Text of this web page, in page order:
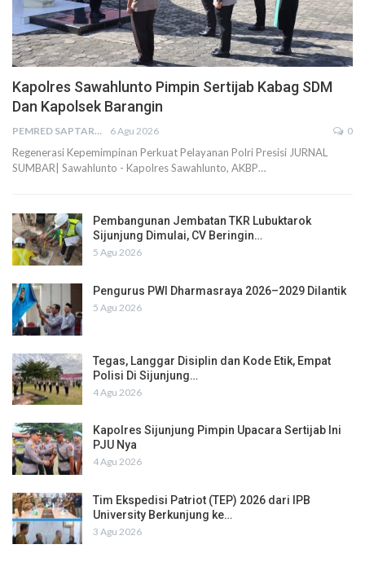
Kapolres Sawahlunto Pimpin Sertijab Kabag SDM
Dan Kapolsek Barangin
PEMRED SAPTARIUS 6 Agu 2026 0
Regenerasi Kepemimpinan Perkuat Pelayanan Polri Presisi JURNAL
SUMBAR| Sawahlunto - Kapolres Sawahlunto, AKBP…
Pembangunan Jembatan TKR Lubuktarok
Sijunjung Dimulai, CV Beringin…
5 Agu 2026
Pengurus PWI Dharmasraya 2026–2029 Dilantik
5 Agu 2026
Tegas, Langgar Disiplin dan Kode Etik, Empat
Polisi Di Sijunjung…
4 Agu 2026
Kapolres Sijunjung Pimpin Upacara Sertijab Ini
PJU Nya
4 Agu 2026
Tim Ekspedisi Patriot (TEP) 2026 dari IPB
University Berkunjung ke…
3 Agu 2026